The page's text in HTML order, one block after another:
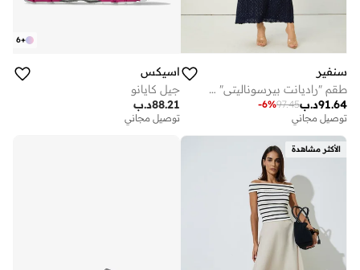
سنفير
طقم "راديانت بيرسوناليتي" باللون الأزرق من كارديغان محبوك بنقشة المعين وتنورة
د.ب91.64
97.45
-6%
توصيل مجاني
+
6
اسيكس
جيل كايانو
د.ب88.21
توصيل مجاني
الأكثر مشاهدة